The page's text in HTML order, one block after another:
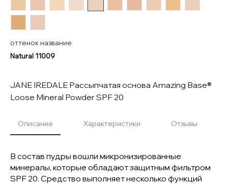
оттенок название
Natural 11009
JANE IREDALE Рассыпчатая основа Amazing Base®
Loose Mineral Powder SPF 20
Описание Характеристики Отзывы
В состав пудры вошли микронизированные
минералы, которые обладают защитным фильтром
SPF 20. Средство выполняет несколько функций